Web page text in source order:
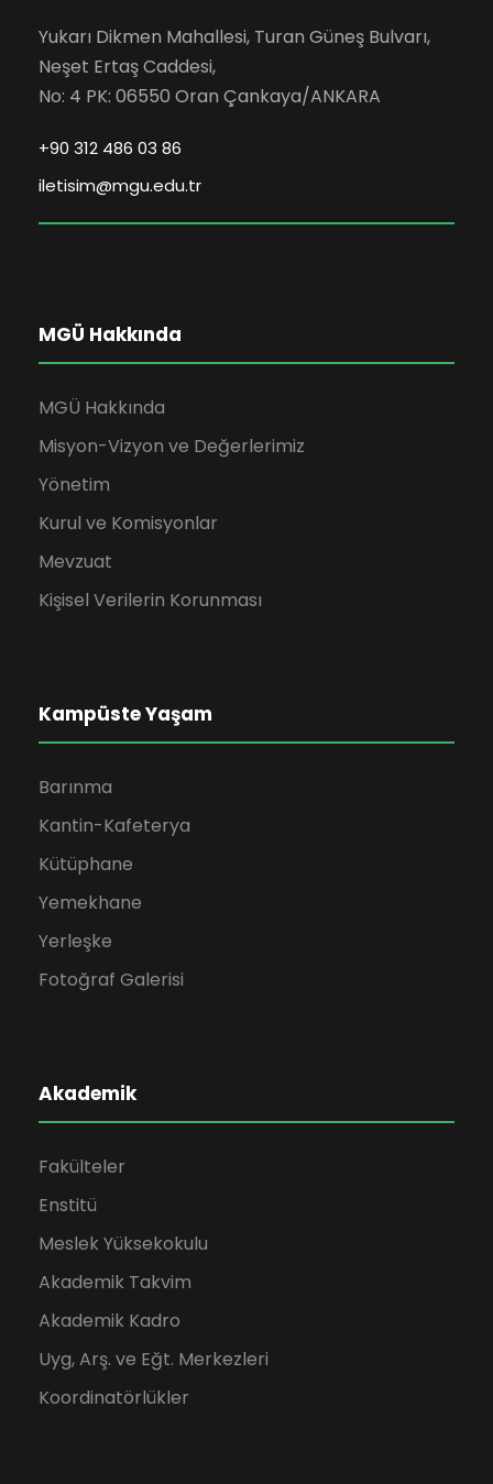
Yukarı Dikmen Mahallesi, Turan Güneş Bulvarı,
Neşet Ertaş Caddesi,
No: 4 PK: 06550 Oran Çankaya/ANKARA
+90 312 486 03 86
iletisim@mgu.edu.tr
MGÜ Hakkında
MGÜ Hakkında
Misyon-Vizyon ve Değerlerimiz
Yönetim
Kurul ve Komisyonlar
Mevzuat
Kişisel Verilerin Korunması
Kampüste Yaşam
Barınma
Kantin-Kafeterya
Kütüphane
Yemekhane
Yerleşke
Fotoğraf Galerisi
Akademik
Fakülteler
Enstitü
Meslek Yüksekokulu
Akademik Takvim
Akademik Kadro
Uyg, Arş. ve Eğt. Merkezleri
Koordinatörlükler